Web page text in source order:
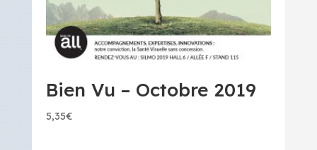
Bien Vu – Octobre 2019
5,35€